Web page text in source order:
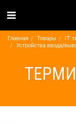
Главная Товары
IT
Устройства ввода/